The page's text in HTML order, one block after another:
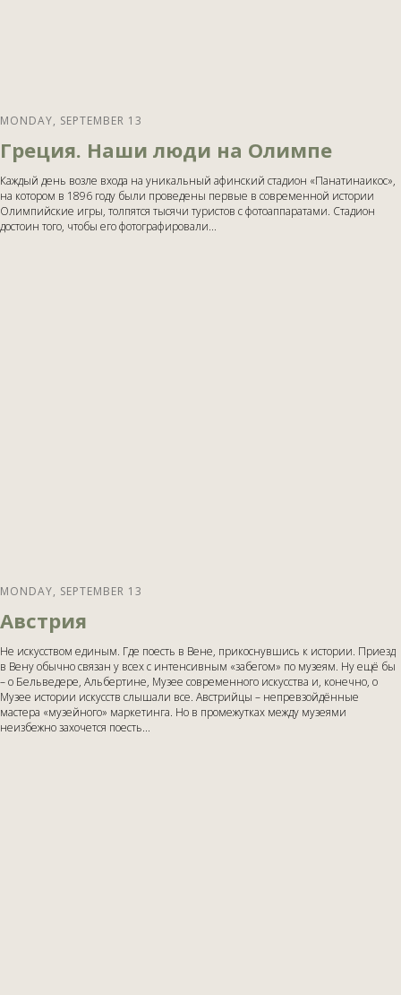
MONDAY, SEPTEMBER 13
Греция. Наши люди на Олимпе
Каждый день возле входа на уникальный афинский стадион «Панатинаикос»,
на котором в 1896 году были проведены первые в современной истории
Олимпийские игры, толпятся тысячи туристов с фотоаппаратами. Стадион
достоин того, чтобы его фотографировали...
MONDAY, SEPTEMBER 13
Австрия
Не искусством единым. Где поесть в Вене, прикоснувшись к истории. Приезд
в Вену обычно связан у всех с интенсивным «забегом» по музеям. Ну ещё бы
– о Бельведере, Альбертине, Музее современного искусства и, конечно, о
Музее истории искусств слышали все. Австрийцы – непревзойдённые
мастера «музейного» маркетинга. Но в промежутках между музеями
неизбежно захочется поесть...